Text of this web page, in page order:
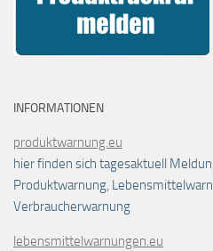
INFORMATIONEN
produktwarnung.eu
hier finden sich tagesaktuell
Produktwarnung,
Verbraucherwarnung
lebensmittelwarnungen.eu